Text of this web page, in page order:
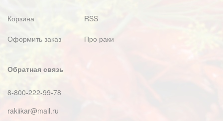
Корзина
Оформить заказ
RSS
Про раки
Обратная связь
8-800-222-99-78
rakiikar@mail.ru